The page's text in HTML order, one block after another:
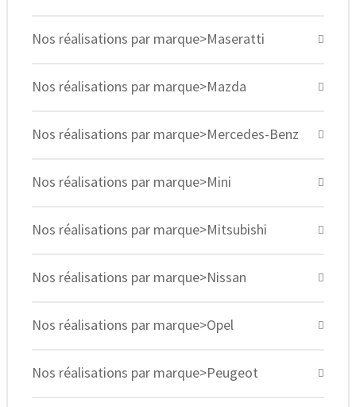
Nos réalisations par marque>Maseratti
Nos réalisations par marque>Mazda
Nos réalisations par marque>Mercedes-Benz
Nos réalisations par marque>Mini
Nos réalisations par marque>Mitsubishi
Nos réalisations par marque>Nissan
Nos réalisations par marque>Opel
Nos réalisations par marque>Peugeot